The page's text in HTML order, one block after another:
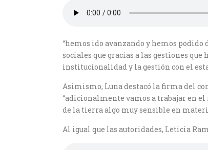
“hemos ido avanzando y hemos
sociales que gracias a las gestiones
institucionalidad y la gestión con el
Asimismo, Luna destacó la firma del
“adicionalmente vamos a trabajar en
de la tierra algo muy sensible en
Al igual que las autoridades, Leticia